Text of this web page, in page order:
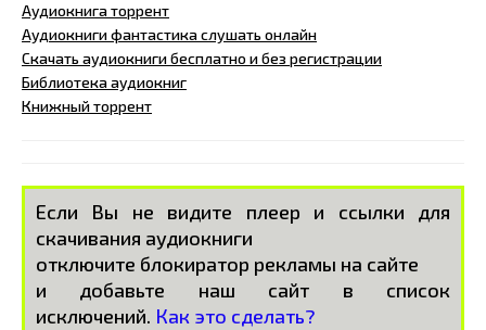
Аудиокнига торрент
Аудиокниги фантастика слушать онлайн
Скачать аудиокниги бесплатно и без регистрации
Библиотека аудиокниг
Книжный торрент
Если Вы не видите плеер и ссылки для
скачивания аудиокниги
отключите блокиратор рекламы на сайте
и добавьте наш сайт в список
исключений. Как это сделать?